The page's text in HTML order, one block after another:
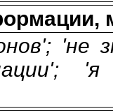
'не